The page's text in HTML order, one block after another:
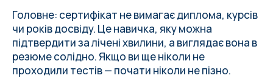
Головне: сертифікат не вимагає диплома, курсів
чи років досвіду. Це навичка, яку можна
підтвердити за лічені хвилини, а виглядає вона в
резюме солідно. Якщо ви ще ніколи не
проходили тестів — почати ніколи не пізно.